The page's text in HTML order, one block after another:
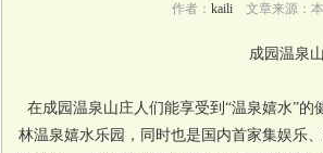
作者： kaili 文章来源：
成园温泉
在成园温泉山庄人们能享受到“温泉嬉水”
林温泉嬉水乐园，同时也是国内首家集娱乐